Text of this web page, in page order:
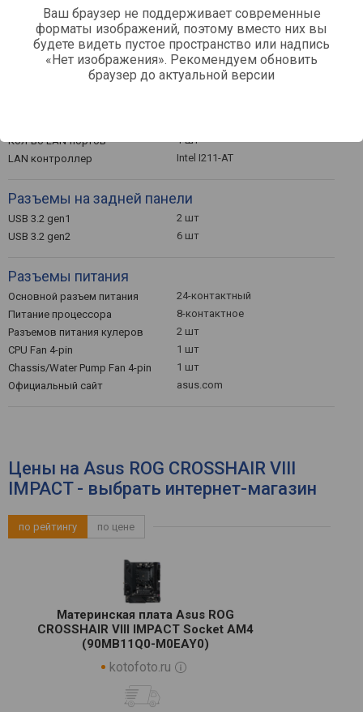
Ваш браузер не поддерживает современные
форматы изображений, поэтому вместо них вы
будете видеть пустое пространство или надпись
«Нет изображения». Рекомендуем обновить
браузер до актуальной версии
Звук (каналов)
7.1
Сетевые интерфейсы
Wi-Fi 6 (802.11ax) / Intel Wi-Fi 6
Кол-во LAN-портов
1 шт
LAN контроллер
Intel I211-AT
Разъемы на задней панели
USB 3.2 gen1
2 шт
USB 3.2 gen2
6 шт
Разъемы питания
Основной разъем питания
24-контактный
Питание процессора
8-контактное
Разъемов питания кулеров
2 шт
CPU Fan 4-pin
1 шт
Chassis/Water Pump Fan 4-pin
1 шт
Официальный сайт
asus.com
Цены на Asus ROG CROSSHAIR VIII
IMPACT - выбрать интернет-магазин
по рейтингу по цене
Материнская плата Asus ROG
CROSSHAIR VIII IMPACT Socket AM4
(90MB11Q0-M0EAY0)
kotofoto.ru